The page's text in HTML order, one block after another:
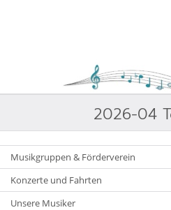
2026-04
Musikgruppen & Förderverein
Konzerte und Fahrten
Unsere Musiker